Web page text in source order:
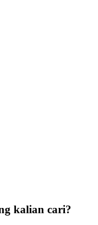
kalian cari?